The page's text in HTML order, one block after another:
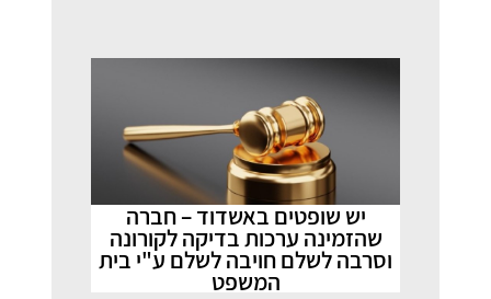
יש שופטים באשדוד – חברה
שהזמינה ערכות בדיקה לקורונה
וסרבה לשלם חויבה לשלם ע"י בית
המשפט